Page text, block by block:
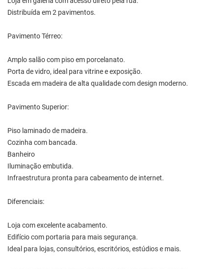
Distribuída em 2 pavimentos.
Pavimento Térreo:
Amplo salão com piso em porcelanato.
Porta de vidro, ideal para vitrine e exposição.
Escada em madeira de alta qualidade com design moderno.
Pavimento Superior:
Piso laminado de madeira.
Cozinha com bancada.
Banheiro
Iluminação embutida.
Infraestrutura pronta para cabeamento de internet.
Diferenciais:
Loja com excelente acabamento.
Edifício com portaria para mais segurança.
Ideal para lojas, consultórios, escritórios, estúdios e mais.